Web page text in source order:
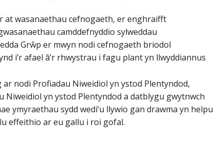
wasanaethau cefnogaeth, er enghraifft
camddefnyddio sylweddau
Grŵp er mwyn nodi cefnogaeth briodol
i’r afael â’r rhwystrau i fagu plant yn llwyddiannus
nodi Profiadau Niweidiol yn ystod Plentyndod,
Niweidiol yn ystod Plentyndod a datblygu gwytnwch
ymyraethau sydd wedi’u llywio gan drawma yn helpu
effeithio ar eu gallu i roi gofal.